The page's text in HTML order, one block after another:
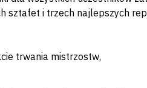
sztafet i trzech najlepszych
trwania mistrzostw,